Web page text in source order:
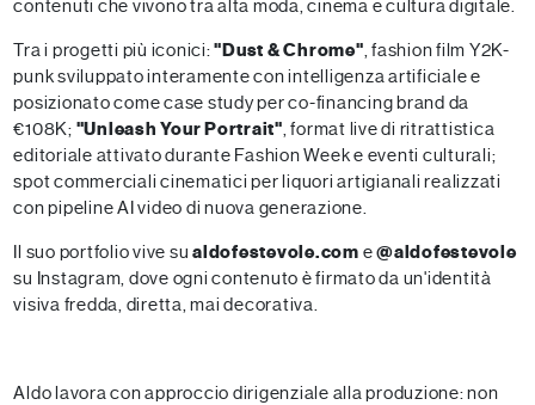
contenuti che vivono tra alta moda, cinema e cultura digitale.
Tra i progetti più iconici:"Dust & Chrome" , fashion film Y2K-
punk sviluppato interamente con intelligenza artificiale e
posizionato come case study per co-financing brand da
€108K; "Unleash Your Portrait" , format live di ritrattistica
editoriale attivato durante Fashion Week e eventi culturali;
spot commerciali cinematici per liquori artigianali realizzati
con pipeline AI video di nuova generazione.
Il suo portfolio vive su aldofestevole.com e@aldofestevole
su Instagram, dove ogni contenuto è firmato da un'identità
visiva fredda, diretta, mai decorativa.
Aldo lavora con approccio dirigenziale alla produzione: non